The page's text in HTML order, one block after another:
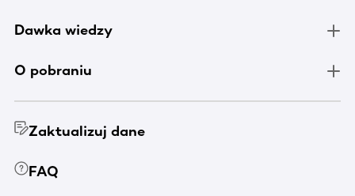
Dawka wiedzy
O pobraniu
Zaktualizuj dane
FAQ